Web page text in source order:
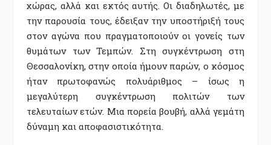
χώρας, αλλά και εκτός αυτής. Οι διαδηλωτές, με
την παρουσία τους, έδειξαν την υποστήριξή τους
στον αγώνα που πραγματοποιούν οι γονείς των
θυμάτων των Τεμπών. Στη συγκέντρωση στη
Θεσσαλονίκη, στην οποία ήμουν παρών, ο κόσμος
ήταν πρωτοφανώς πολυάριθμος – ίσως η
μεγαλύτερη συγκέντρωση πολιτών των
τελευταίων ετών. Μια πορεία βουβή, αλλά γεμάτη
δύναμη και αποφασιστικότητα.